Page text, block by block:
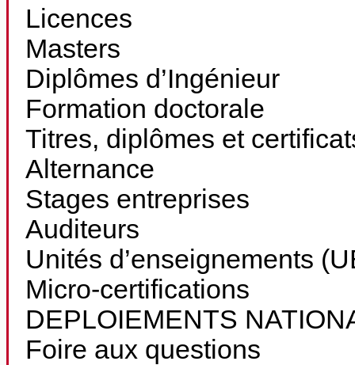
Licences
Masters
Diplômes d’Ingénieur
Formation doctorale
Titres, diplômes et
Alternance
Stages entreprises
Auditeurs
Unités d’enseignements
Micro-certifications
DEPLOIEMENTS
Foire aux questions